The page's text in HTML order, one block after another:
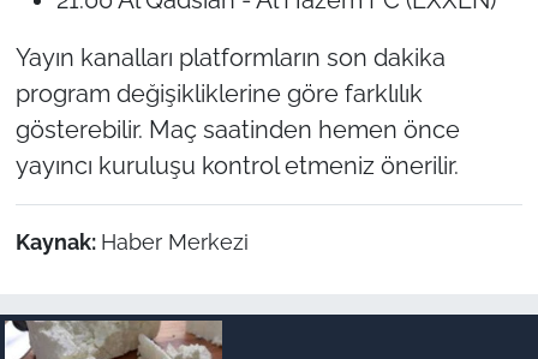
Yayın kanalları platformların son dakika
program değişikliklerine göre farklılık
gösterebilir. Maç saatinden hemen önce
yayıncı kuruluşu kontrol etmeniz önerilir.
Kaynak: Haber Merkezi